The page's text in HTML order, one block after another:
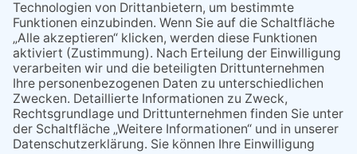
11.03.2026
"Plakatverbot für überregionale
Demos"
04.02.2026
Gelbe Tonne – Ein kleiner Blick
über den Tellerand
04.02.2026
Plastikersparnis durch Nutzung